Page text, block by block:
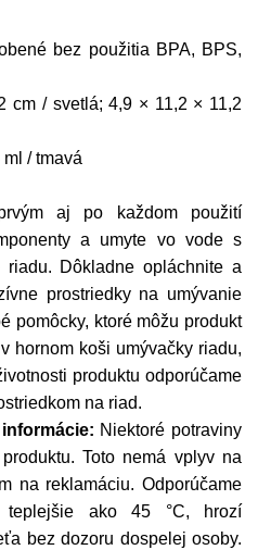
bez použitia BPA, BPS,
cm / svetlá; 4,9 × 11,2 × 11,2
/ tmavá
aj po každom použití
a umyte vo vode s
riadu. Dôkladne opláchnite a
prostriedky na umývanie
pomôcky, ktoré môžu produkt
hornom koši umývačky riadu,
produktu odporúčame
na riad.
Niektoré potraviny
Toto nemá vplyv na
na reklamáciu. Odporúčame
teplejšie ako 45 °C, hrozí
bez dozoru dospelej osoby.